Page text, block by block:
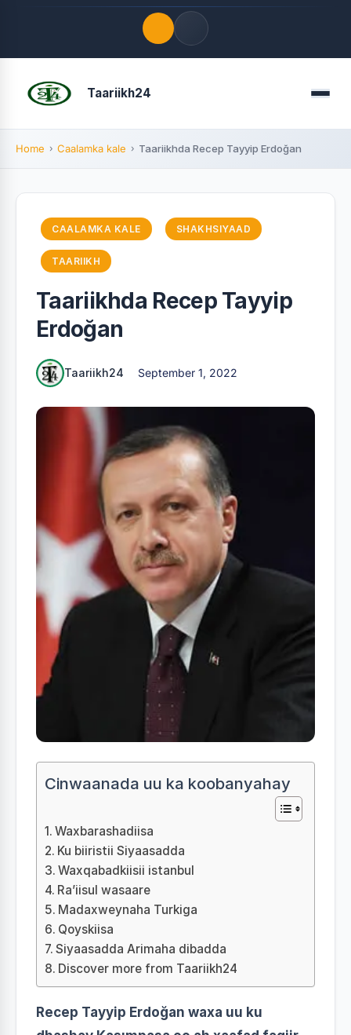
Quick Links Taariikh24 Menu
Home Caalamka kale Taariikhda Recep Tayyip Erdoğan
CAALAMKA KALE SHAKHSIYAAD
TAARIIKH
Taariikhda Recep Tayyip
Erdoğan
Taariikh24 September 1, 2022
Cinwaanada uu ka koobanyahay
Waxbarashadiisa
Ku biiristii Siyaasadda
Waxqabadkiisii istanbul
Ra’iisul wasaare
Madaxweynaha Turkiga
Qoyskiisa
Siyaasadda Arimaha dibadda
Discover more from Taariikh24
Recep Tayyip Erdoğan waxa uu ku